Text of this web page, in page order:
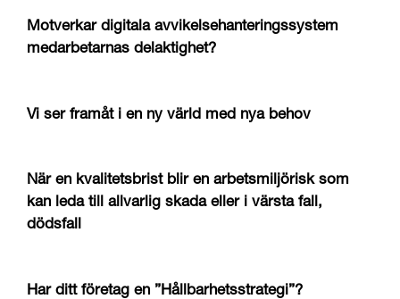
Motverkar digitala avvikelsehanteringssystem
medarbetarnas delaktighet?
Vi ser framåt i en ny värld med nya behov
När en kvalitetsbrist blir en arbetsmiljörisk som
kan leda till allvarlig skada eller i värsta fall,
dödsfall
Har ditt företag en ”Hållbarhetsstrategi”?